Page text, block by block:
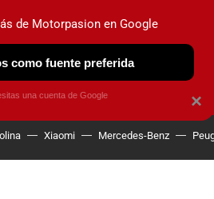
OBSERVATORIO
Xiaomi Mercedes-Benz
×
de Motorpasion en Google
como fuente preferida
una cuenta de Google